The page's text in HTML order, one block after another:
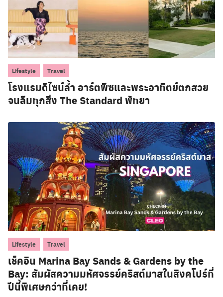
Lifestyle Travel
โรงแรมดีไซน์ล้ำ อาร์ตพีซและพระอาทิตย์ตกสวย
จนลืมทุกสิ่ง The Standard พัทยา
Lifestyle Travel
เช็คอิน Marina Bay Sands & Gardens by the
Bay: สัมผัสความมหัศจรรย์คริสต์มาสในสิงคโปร์ที่
ปีนี้พิเศษกว่าที่เคย!